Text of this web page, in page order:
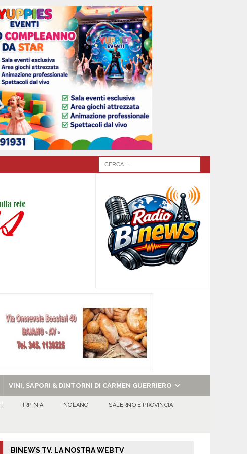
VINI, SAPORI & DINTORNI DI CARMEN GUERRIERO
IRPINIA NOLANO SALERNO E PROVINCIA
BINEWS TV. LA NOSTRA WEBTV